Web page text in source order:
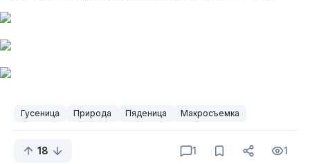
Гусеница Природа Пяденица Макросъемка
18 1 1